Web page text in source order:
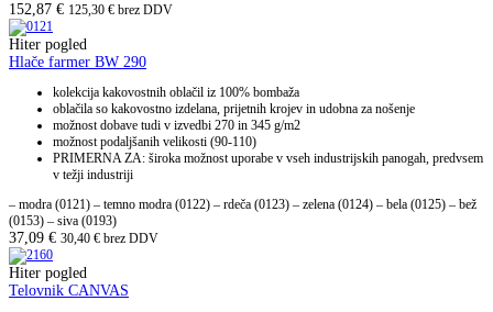
152,87 € 125,30 € brez DDV
Hiter pogled
Hlače farmer BW 290
kolekcija kakovostnih oblačil iz 100% bombaža
oblačila so kakovostno izdelana, prijetnih krojev in udobna za nošenje
možnost dobave tudi v izvedbi 270 in 345 g/m2
možnost podaljšanih velikosti (90-110)
PRIMERNA ZA: široka možnost uporabe v vseh industrijskih panogah, predvsem
v težji industriji
– modra (0121) – temno modra (0122) – rdeča (0123) – zelena (0124) – bela (0125) – bež
(0153) – siva (0193)
37,09 € 30,40 € brez DDV
Hiter pogled
Telovnik CANVAS